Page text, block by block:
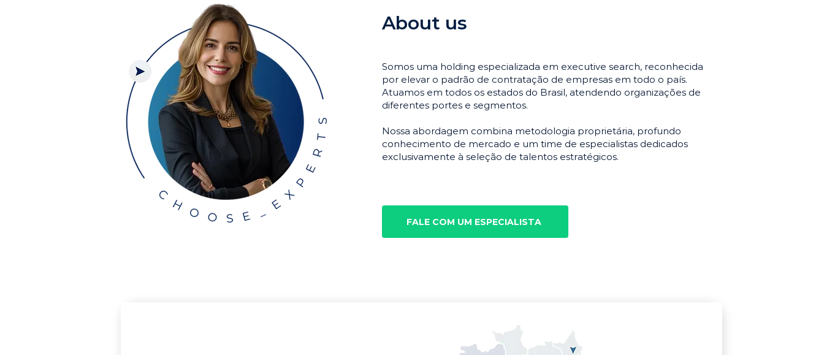
About us
Somos uma holding especializada em executive search, reconhecida
por elevar o padrão de contratação de empresas em todo o país.
Atuamos em todos os estados do Brasil, atendendo organizações de
diferentes portes e segmentos.
Nossa abordagem combina metodologia proprietária, profundo
conhecimento de mercado e um time de especialistas dedicados
exclusivamente à seleção de talentos estratégicos.
FALE COM UM ESPECIALISTA